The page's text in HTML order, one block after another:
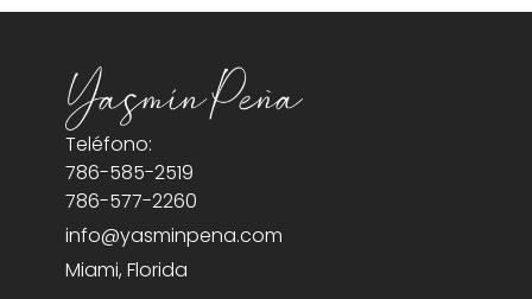
Teléfono:
786-585-2519
786-577-2260
info@yasminpena.com
Miami, Florida